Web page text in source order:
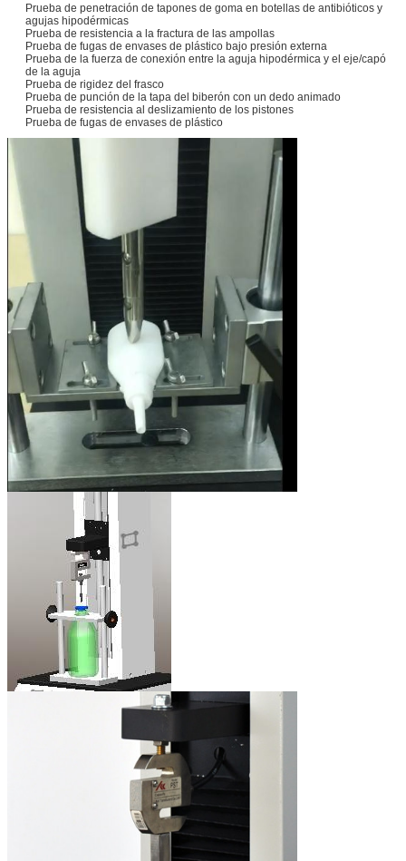
Prueba de penetración de tapones de goma en botellas de antibióticos y
agujas hipodérmicas
Prueba de resistencia a la fractura de las ampollas
Prueba de fugas de envases de plástico bajo presión externa
Prueba de la fuerza de conexión entre la aguja hipodérmica y el eje/capó
de la aguja
Prueba de rigidez del frasco
Prueba de punción de la tapa del biberón con un dedo animado
Prueba de resistencia al deslizamiento de los pistones
Prueba de fugas de envases de plástico